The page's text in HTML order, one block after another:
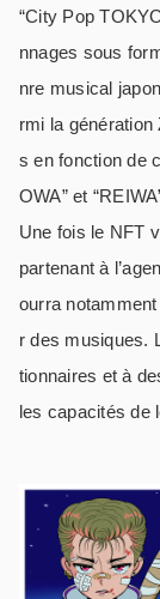
“City Pop
nnages sous
nre musical
rmi la
s en fonction de
OWA” et
Une fois le NFT
partenant à
ourra
r des musiques.
tionnaires et à
les capacités de